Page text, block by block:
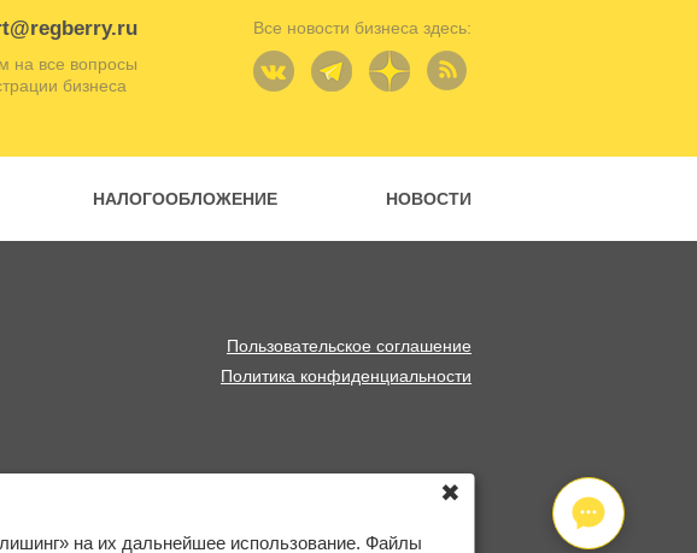
на все вопросы
бизнеса
Все новости бизнеса здесь:
НАЛОГООБЛОЖЕНИЕ НОВОСТИ
Пользовательское соглашение
Политика конфиденциальности
на их дальнейшее использование. Файлы
✖